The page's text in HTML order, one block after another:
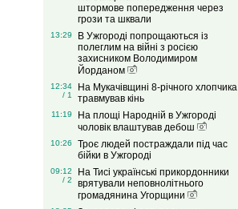
штормове попередження через
грози та шквали
13:29
В Ужгороді попрощаються із
полеглим на війні з росією
захисником Володимиром
Йорданом
12:34
/ 1
На Мукачівщині 8-річного хлопчика
травмував кінь
11:19
На площі Народній в Ужгороді
чоловік влаштував дебош
10:26
Троє людей постраждали під час
бійки в Ужгороді
09:12
/ 2
На Тисі українські прикордонники
врятували неповнолітнього
громадянина Угорщини